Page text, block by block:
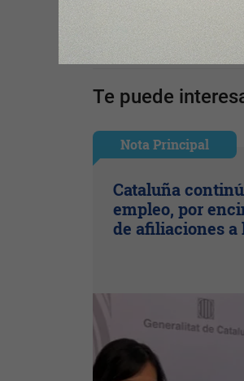
Te puede
Nota Principal
Cataluña
empleo, por
de afiliaciones a